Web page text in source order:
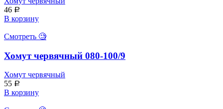
46 Р
В корзину
Смотреть 🧐
Хомут червячный 080-100/9
Хомут червячный
55 Р
В корзину